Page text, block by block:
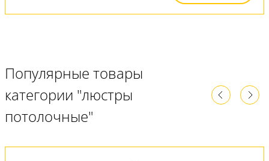
Популярные товары
категории "люстры
потолочные"